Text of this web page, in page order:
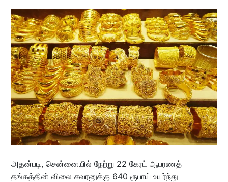
அதன்படி, சென்னையில் நேற்று 22 கேரட் ஆபரணத்
தங்கத்தின் விலை சவரனுக்கு 640 ரூபாய் உயர்ந்து